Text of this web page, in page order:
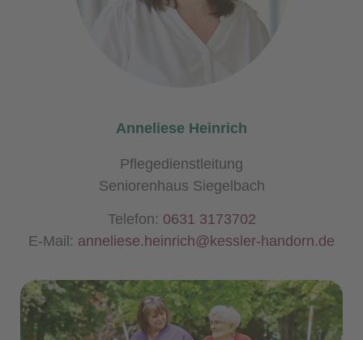
Anneliese Heinrich
Pflegedienstleitung
Seniorenhaus Siegelbach
Telefon: 0631 3173702
E-Mail: anneliese.heinrich@kessler-handorn.de